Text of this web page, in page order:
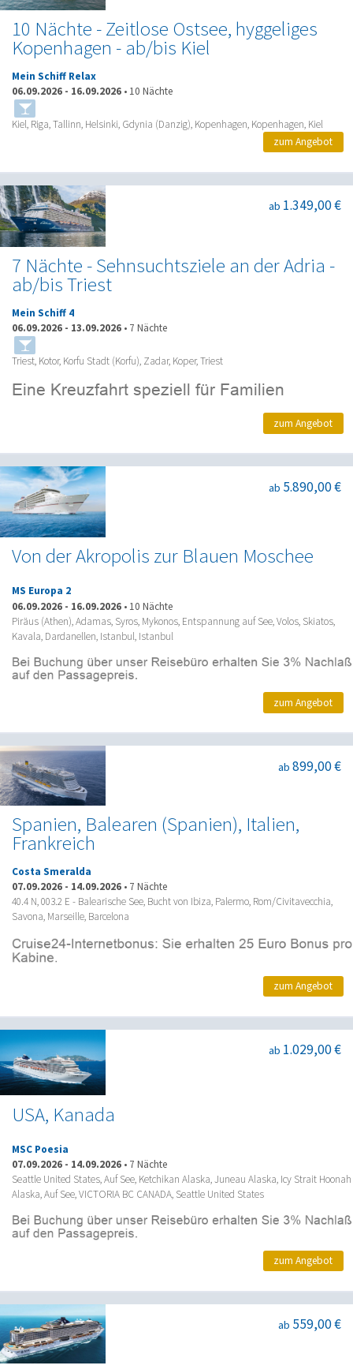
10 Nächte - Zeitlose Ostsee, hyggeliges
Kopenhagen - ab/bis Kiel
Mein Schiff Relax
06.09.2026 - 16.09.2026 • 10 Nächte
Kiel, Riga, Tallinn, Helsinki, Gdynia (Danzig), Kopenhagen, Kopenhagen, Kiel
zum Angebot
7 Nächte - Sehnsuchtsziele an der Adria -
ab/bis Triest
ab 1.349,00 €
Mein Schiff 4
06.09.2026 - 13.09.2026 • 7 Nächte
Triest, Kotor, Korfu Stadt (Korfu), Zadar, Koper, Triest
zum Angebot
Von der Akropolis zur Blauen Moschee
ab 5.890,00 €
MS Europa 2
06.09.2026 - 16.09.2026 • 10 Nächte
Piräus (Athen), Adamas, Syros, Mykonos, Entspannung auf See, Volos, Skiatos,
Kavala, Dardanellen, Istanbul, Istanbul
zum Angebot
Spanien, Balearen (Spanien), Italien,
Frankreich
ab 899,00 €
Costa Smeralda
07.09.2026 - 14.09.2026 • 7 Nächte
40.4 N, 003.2 E - Balearische See, Bucht von Ibiza, Palermo, Rom/Civitavecchia,
Savona, Marseille, Barcelona
zum Angebot
USA, Kanada
ab 1.029,00 €
MSC Poesia
07.09.2026 - 14.09.2026 • 7 Nächte
Seattle United States, Auf See, Ketchikan Alaska, Juneau Alaska, Icy Strait Hoonah
Alaska, Auf See, VICTORIA BC CANADA, Seattle United States
zum Angebot
ab 559,00 €